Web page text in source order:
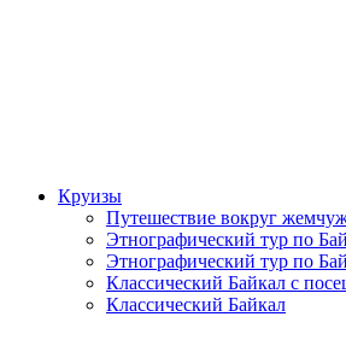
Круизы
Путешествие вокруг
Этнографический тур по
Этнографический тур по
Классический Байкал с
Классический Байкал